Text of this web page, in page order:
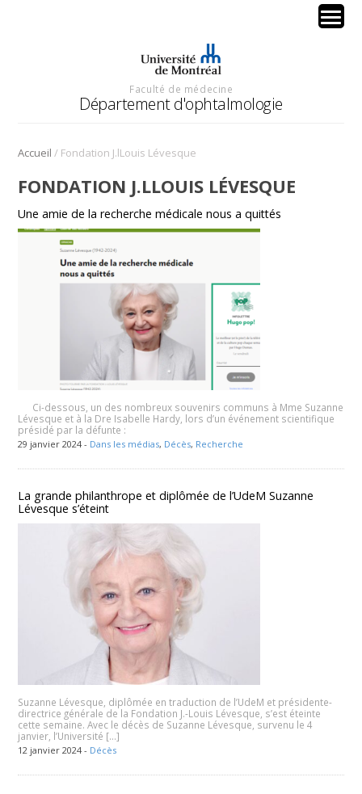
Faculté de médecine
Département d'ophtalmologie
Accueil / Fondation J.lLouis Lévesque
FONDATION J.LLOUIS LÉVESQUE
Une amie de la recherche médicale nous a quittés
Ci-dessous, un des nombreux souvenirs communs à Mme Suzanne
Lévesque et à la Dre Isabelle Hardy, lors d’un événement scientifique
présidé par la défunte :
29 janvier 2024 - Dans les médias, Décès, Recherche
La grande philanthrope et diplômée de l’UdeM Suzanne
Lévesque s’éteint
Suzanne Lévesque, diplômée en traduction de l’UdeM et présidente-
directrice générale de la Fondation J.-Louis Lévesque, s’est éteinte
cette semaine. Avec le décès de Suzanne Lévesque, survenu le 4
janvier, l’Université […]
12 janvier 2024 - Décès